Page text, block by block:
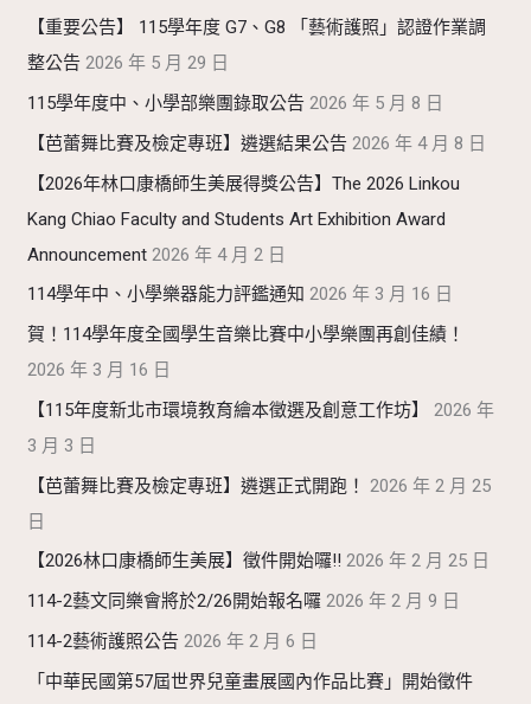
【重要公告】 115學年度 G7、G8 「藝術護照」認證作業調
整公告 2026 年 5 月 29 日
115學年度中、小學部樂團錄取公告 2026 年 5 月 8 日
【芭蕾舞比賽及檢定專班】遴選結果公告 2026 年 4 月 8 日
【2026年林口康橋師生美展得獎公告】The 2026 Linkou
Kang Chiao Faculty and Students Art Exhibition Award
Announcement 2026 年 4 月 2 日
114學年中、小學樂器能力評鑑通知 2026 年 3 月 16 日
賀！114學年度全國學生音樂比賽中小學樂團再創佳績！
2026 年 3 月 16 日
【115年度新北市環境教育繪本徵選及創意工作坊】
2026 年
3 月 3 日
【芭蕾舞比賽及檢定專班】遴選正式開跑！ 2026 年 2 月 25
日
【2026林口康橋師生美展】徵件開始囉!! 2026 年 2 月 25 日
114-2藝文同樂會將於2/26開始報名囉 2026 年 2 月 9 日
114-2藝術護照公告 2026 年 2 月 6 日
「中華民國第57屆世界兒童畫展國內作品比賽」開始徵件